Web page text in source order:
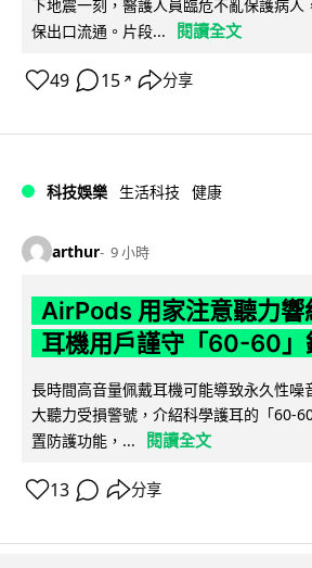
下地震一刻，醫護人員臨危不亂保護病
保出口流通。片段...
閱讀全文
49 15 ↗ 分享
科技娛樂 生活科技 健康
arthur 9 小時
AirPods 用家注意聽力響
耳機用戶謹守「60-60」
長時間高音量佩戴耳機可能導致永久性噪
大聽力受損警號，介紹科學護耳的「60-
置防護功能，...
閱讀全文
13 分享